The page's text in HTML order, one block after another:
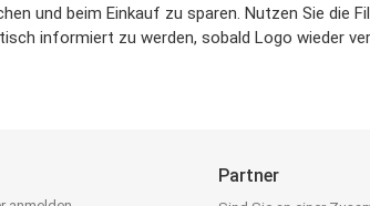
und beim Einkauf zu sparen. Nutzen Sie
informiert zu werden, sobald Logo wieder
Partner